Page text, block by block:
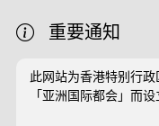
重要通知
此网站为香港特别行
「亚洲国际都会」而